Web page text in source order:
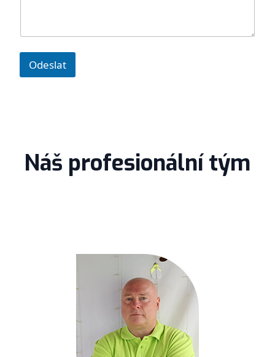
v
Odeslat
Náš profesionální tým